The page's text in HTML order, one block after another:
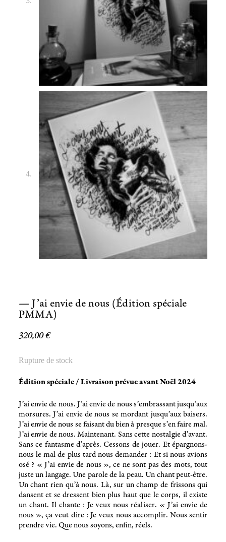
— J’ai envie de nous (Édition spéciale
PMMA)
320,00€
Rupture de stock
Édition spéciale / Livraison prévue avant Noël 2024
J’ai envie de nous. J’ai envie de nous s’embrassant jusqu’aux
morsures. J’ai envie de nous se mordant jusqu’aux baisers.
J’ai envie de nous se faisant du bien à presque s’en faire mal.
J’ai envie de nous. Maintenant. Sans cette nostalgie d’avant.
Sans ce fantasme d’après. Cessons de jouer. Et épargnons-
nous le mal de plus tard nous demander : Et si nous avions
osé ? « J’ai envie de nous », ce ne sont pas des mots, tout
juste un langage. Une parole de la peau. Un chant peut-être.
Un chant rien qu’à nous. Là, sur un champ de frissons qui
dansent et se dressent bien plus haut que le corps, il existe
un chant. Il chante : Je veux nous réaliser. « J’ai envie de
nous », ça veut dire : Je veux nous accomplir. Nous sentir
prendre vie. Que nous soyons, enfin, réels.